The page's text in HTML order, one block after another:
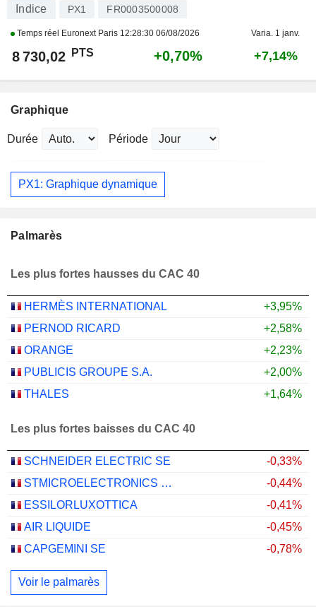
Indice PX1 FR0003500008
Temps réel Euronext Paris 12:28:30 06/08/2026 Varia. 1 janv.
8 730,02 PTS +0,70% +7,14%
Graphique
Durée Période
PX1: Graphique dynamique
Palmarès
Les plus fortes hausses du CAC 40
HERMÈS INTERNATIONAL
+3,95%
PERNOD RICARD
+2,58%
ORANGE
+2,23%
PUBLICIS GROUPE S.A.
+2,00%
THALES
+1,64%
Les plus fortes baisses du CAC 40
SCHNEIDER ELECTRIC SE
-0,33%
STMICROELECTRONICS N.V.
-0,44%
ESSILORLUXOTTICA
-0,41%
AIR LIQUIDE
-0,45%
CAPGEMINI SE
-0,78%
Voir le palmarès